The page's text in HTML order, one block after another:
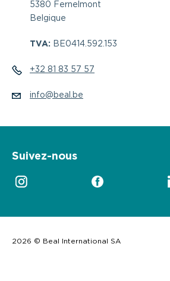
5380 Fernelmont
Belgique
TVA: BE0414.592.153
+32 81 83 57 57
info@beal.be
Suivez-nous
2026 © Beal International SA